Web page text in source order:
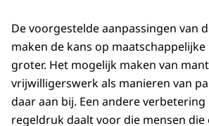
De voorgestelde aanpassingen van
maken de kans op
groter. Het mogelijk maken van
vrijwilligerswerk als manieren van
daar aan bij. Een andere verbetering
regeldruk daalt voor die mensen die